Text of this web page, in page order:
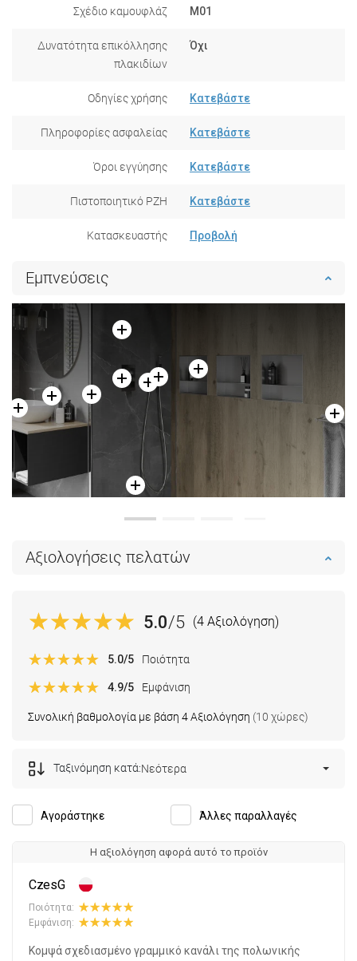
Σχέδιο καμουφλάζ M01
Δυνατότητα επικόλλησης
πλακιδίων
Όχι
Οδηγίες χρήσης Κατεβάστε
Πληροφορίες ασφαλείας Κατεβάστε
Όροι εγγύησης Κατεβάστε
Πιστοποιητικό PZH Κατεβάστε
Κατασκευαστής Προβολή
Εμπνεύσεις
Αξιολογήσεις πελατών
5.0/5 (4 Αξιολόγηση)
Συνολική βαθμολογία με βάση 4 Αξιολόγηση (10 χώρες)
5.0/5 Ποιότητα
4.9/5 Εμφάνιση
Αγοράστηκε Άλλες παραλλαγές
Ταξινόμηση κατά:Νεότερα
Η αξιολόγηση αφορά αυτό το προϊόν
CzesG
Ποιότητα:
Εμφάνιση:
Κομψά σχεδιασμένο γραμμικό κανάλι της πολωνικής